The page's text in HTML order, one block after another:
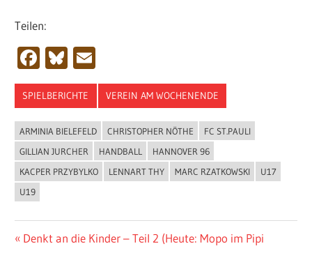
Teilen:
Facebook
Bluesky
SPIELBERICHTE VEREIN AM WOCHENENDE
ARMINIA BIELEFELD CHRISTOPHER NÖTHE
FC ST.PAULI
GILLIAN JURCHER
HANDBALL
HANNOVER 96
KACPER PRZYBYLKO
LENNART THY MARC RZATKOWSKI
U17
U19
Beitragsnavigation
Vorheriger
Denkt an die Kinder – Teil 2 (Heute: Mopo im Pipi